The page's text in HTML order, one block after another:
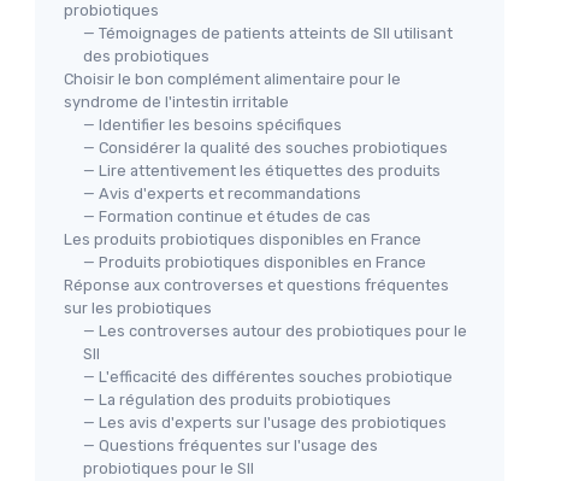
probiotiques
— Témoignages de patients atteints de SII utilisant
des probiotiques
Choisir le bon complément alimentaire pour le
syndrome de l'intestin irritable
— Identifier les besoins spécifiques
— Considérer la qualité des souches probiotiques
— Lire attentivement les étiquettes des produits
— Avis d'experts et recommandations
— Formation continue et études de cas
Les produits probiotiques disponibles en France
— Produits probiotiques disponibles en France
Réponse aux controverses et questions fréquentes
sur les probiotiques
— Les controverses autour des probiotiques pour le
SII
— L'efficacité des différentes souches probiotique
— La régulation des produits probiotiques
— Les avis d'experts sur l'usage des probiotiques
— Questions fréquentes sur l'usage des
probiotiques pour le SII